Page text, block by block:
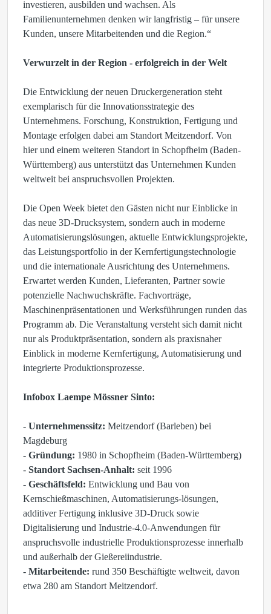
investieren, ausbilden und wachsen. Als
Familienunternehmen denken wir langfristig – für unsere
Kunden, unsere Mitarbeitenden und die Region.“
Verwurzelt in der Region - erfolgreich in der Welt
Die Entwicklung der neuen Druckergeneration steht
exemplarisch für die Innovationsstrategie des
Unternehmens. Forschung, Konstruktion, Fertigung und
Montage erfolgen dabei am Standort Meitzendorf. Von
hier und einem weiteren Standort in Schopfheim (Baden-
Württemberg) aus unterstützt das Unternehmen Kunden
weltweit bei anspruchsvollen Projekten.
Die Open Week bietet den Gästen nicht nur Einblicke in
das neue 3D-Drucksystem, sondern auch in moderne
Automatisierungslösungen, aktuelle Entwicklungsprojekte,
das Leistungsportfolio in der Kernfertigungstechnologie
und die internationale Ausrichtung des Unternehmens.
Erwartet werden Kunden, Lieferanten, Partner sowie
potenzielle Nachwuchskräfte. Fachvorträge,
Maschinenpräsentationen und Werksführungen runden das
Programm ab. Die Veranstaltung versteht sich damit nicht
nur als Produktpräsentation, sondern als praxisnaher
Einblick in moderne Kernfertigung, Automatisierung und
integrierte Produktionsprozesse.
Infobox Laempe Mössner Sinto:
- Unternehmenssitz: Meitzendorf (Barleben) bei
Magdeburg
- Gründung: 1980 in Schopfheim (Baden-Württemberg)
- Standort Sachsen-Anhalt: seit 1996
- Geschäftsfeld: Entwicklung und Bau von
Kernschießmaschinen, Automatisierungs-lösungen,
additiver Fertigung inklusive 3D-Druck sowie
Digitalisierung und Industrie-4.0-Anwendungen für
anspruchsvolle industrielle Produktionsprozesse innerhalb
und außerhalb der Gießereiindustrie.
- Mitarbeitende: rund 350 Beschäftigte weltweit, davon
etwa 280 am Standort Meitzendorf.